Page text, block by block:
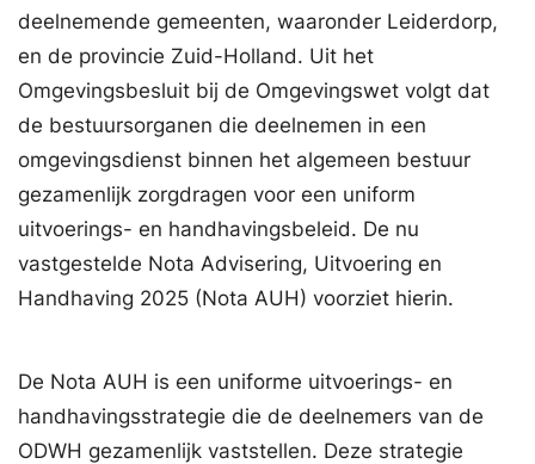
deelnemende gemeenten, waaronder Leiderdorp,
en de provincie Zuid-Holland. Uit het
Omgevingsbesluit bij de Omgevingswet volgt dat
de bestuursorganen die deelnemen in een
omgevingsdienst binnen het algemeen bestuur
gezamenlijk zorgdragen voor een uniform
uitvoerings- en handhavingsbeleid. De nu
vastgestelde Nota Advisering, Uitvoering en
Handhaving 2025 (Nota AUH) voorziet hierin.
De Nota AUH is een uniforme uitvoerings- en
handhavingsstrategie die de deelnemers van de
ODWH gezamenlijk vaststellen. Deze strategie